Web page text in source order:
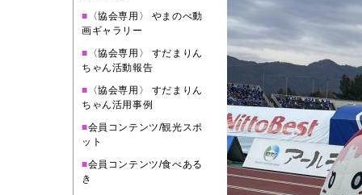
■ 〈協会専用〉 やまのべ動
画ギャラリー
■ 〈協会専用〉 すだまりん
ちゃん活動報告
■ 〈協会専用〉 すだまりん
ちゃん活用事例
■会員コンテンツ/観光スポ
ット
■会員コンテンツ/食べある
き